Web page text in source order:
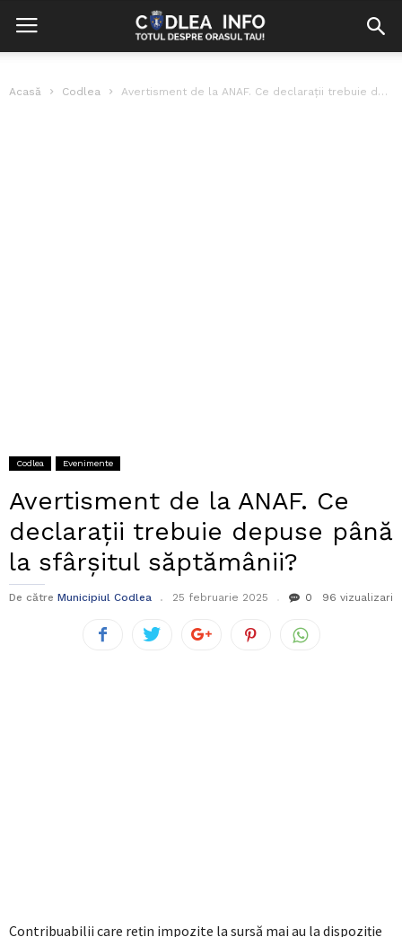
Acasă Codlea Avertisment de la ANAF. Ce declarații trebuie depuse până la sfârșitul săptămânii?
Codlea Evenimente
Avertisment de la ANAF. Ce
declarații trebuie depuse până
la sfârșitul săptămânii?
De către Municipiul Codlea 25 februarie 2025 0 96 vizualizari
Contribuabilii care rețin impozite la sursă mai au la dispoziție